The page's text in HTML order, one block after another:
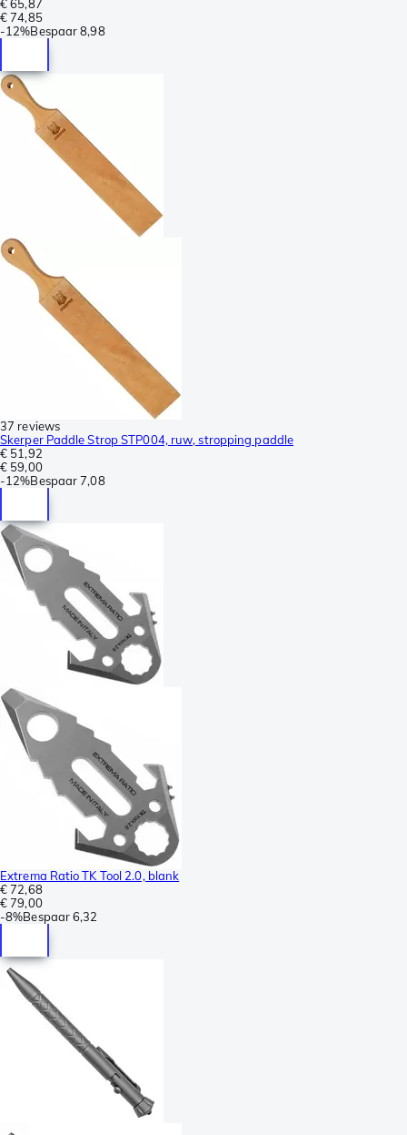
€ 65,87
€ 74,85
-12%Bespaar 8,98
37 reviews
Skerper Paddle Strop STP004, ruw, stropping paddle
€ 51,92
€ 59,00
-12%Bespaar 7,08
Extrema Ratio TK Tool 2.0, blank
€ 72,68
€ 79,00
-8%Bespaar6,32